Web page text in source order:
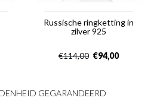
Russische ringketting in
zilver 925
€114,00 €94,00
GEGARANDEERD